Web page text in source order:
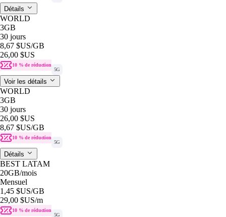
Détails
WORLD
3GB
30 jours
8,67 $US/GB
26,00 $US
10 % de réduction
5G
Voir les détails
WORLD
3GB
30 jours
26,00 $US
8,67 $US/GB
10 % de réduction
5G
Détails
BEST LATAM
20GB/mois
Mensuel
1,45 $US/GB
29,00 $US/m
10 % de réduction
5G